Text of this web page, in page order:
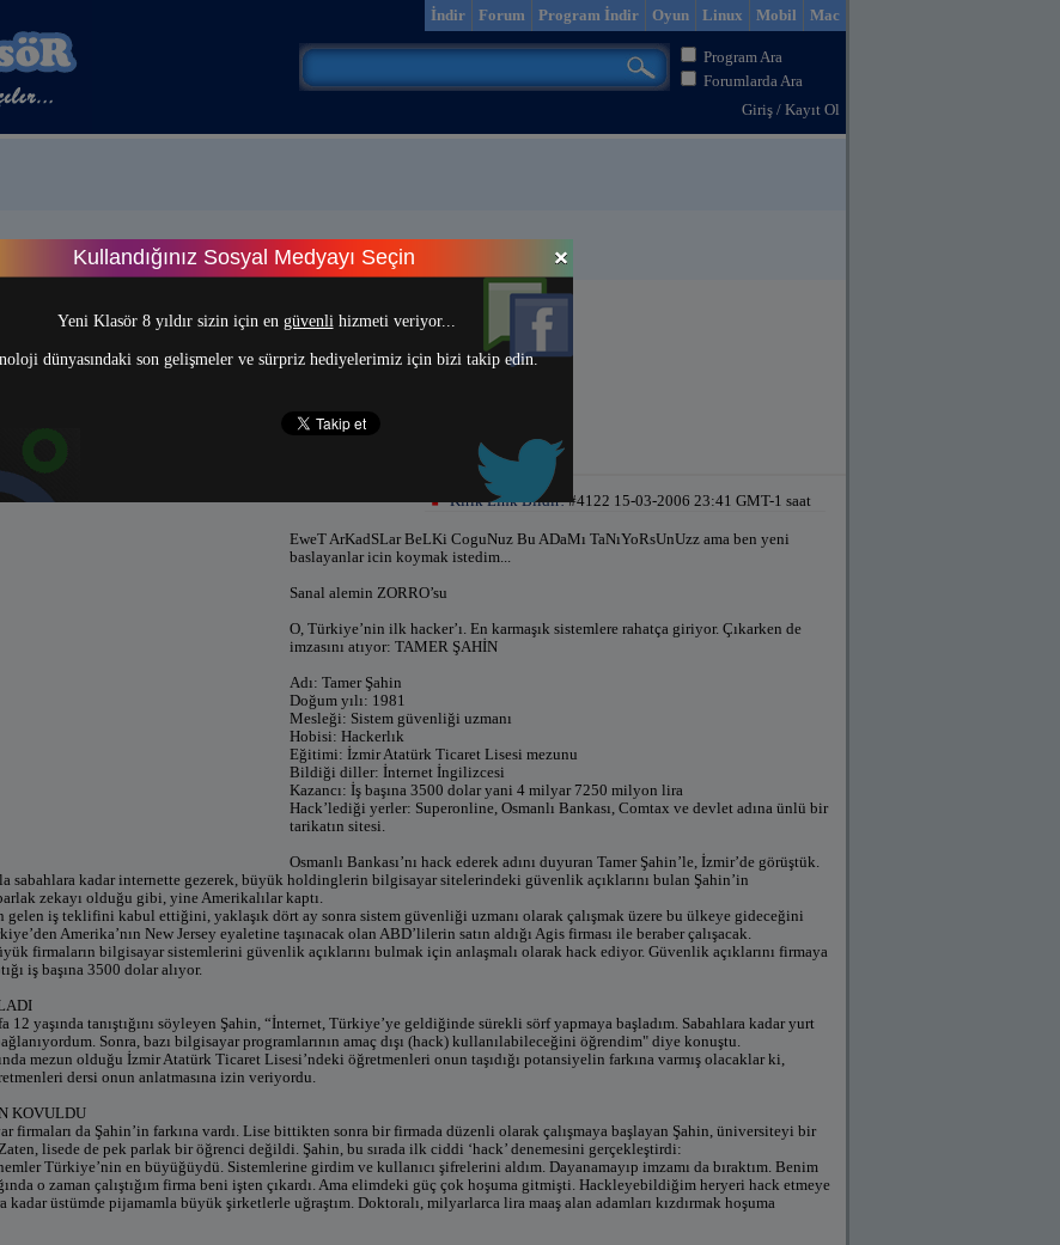
Mac
Mobil
Linux
Oyun
Program İndir
Forum
İndir
Program Ara
Forumlarda Ara
Giriş / Kayıt Ol
Kullandığınız Sosyal Medyayı Seçin
Yeni Klasör 8 yıldır sizin için en güvenlihizmeti veriyor...
dünyasındaki son gelişmeler ve sürpriz hediyelerimiz için bizi takip edin.
Kırık Link Bildir!#4122 15-03-2006 23:41 GMT-1 saat
EweT ArKadSLar BeLKi CoguNuz Bu ADaMı TaNıYoRsUnUzz ama ben yeni
baslayanlar icin koymak istedim...
Sanal alemin ZORRO’su
O, Türkiye’nin ilk hacker’ı. En karmaşık sistemlere rahatça giriyor. Çıkarken de
imzasını atıyor: TAMER ŞAHİN
Adı: Tamer Şahin
Doğum yılı: 1981
Mesleği: Sistem güvenliği uzmanı
Hobisi: Hackerlık
Eğitimi: İzmir Atatürk Ticaret Lisesi mezunu
Bildiği diller: İnternet İngilizcesi
Kazancı: İş başına 3500 dolar yani 4 milyar 7250 milyon lira
Hack’lediği yerler: Superonline, Osmanlı Bankası, Comtax ve devlet adına ünlü bir
tarikatın sitesi.
Osmanlı Bankası’nı hack ederek adını duyuran Tamer Şahin’le, İzmir’de görüştük.
sabahlara kadar internette gezerek, büyük holdinglerin bilgisayar sitelerindeki güvenlik açıklarını bulan Şahin’in
zekayı olduğu gibi, yine Amerikalılar kaptı.
gelen iş teklifini kabul ettiğini, yaklaşık dört ay sonra sistem güvenliği uzmanı olarak çalışmak üzere bu ülkeye gideceğini
Amerika’nın New Jersey eyaletine taşınacak olan ABD’lilerin satın aldığı Agis firması ile beraber çalışacak.
firmaların bilgisayar sistemlerini güvenlik açıklarını bulmak için anlaşmalı olarak hack ediyor. Güvenlik açıklarını firmaya
iş başına 3500 dolar alıyor.
yaşında tanıştığını söyleyen Şahin, “İnternet, Türkiye’ye geldiğinde sürekli sörf yapmaya başladım. Sabahlara kadar yurt
Sonra, bazı bilgisayar programlarının amaç dışı (hack) kullanılabileceğini öğrendim" diye konuştu.
mezun olduğu İzmir Atatürk Ticaret Lisesi’ndeki öğretmenleri onun taşıdığı potansiyelin farkına varmış olacaklar ki,
dersi onun anlatmasına izin veriyordu.
KOVULDU
firmaları da Şahin’in farkına vardı. Lise bittikten sonra bir firmada düzenli olarak çalışmaya başlayan Şahin, üniversiteyi bir
lisede de pek parlak bir öğrenci değildi. Şahin, bu sırada ilk ciddi ‘hack’ denemesini gerçekleştirdi:
Türkiye’nin en büyüğüydü. Sistemlerine girdim ve kullanıcı şifrelerini aldım. Dayanamayıp imzamı da bıraktım. Benim
o zaman çalıştığım firma beni işten çıkardı. Ama elimdeki güç çok hoşuma gitmişti. Hackleyebildiğim heryeri hack etmeye
kadar üstümde pijamamla büyük şirketlerle uğraştım. Doktoralı, milyarlarca lira maaş alan adamları kızdırmak hoşuma